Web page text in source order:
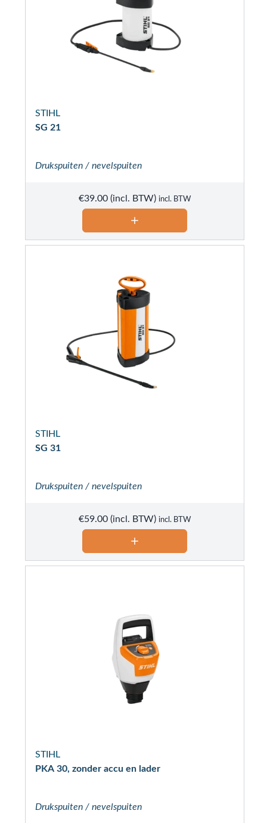
STIHL
SG 21
Drukspuiten / nevelspuiten
€39.00 incl. BTW
STIHL
SG 31
Drukspuiten / nevelspuiten
€59.00 incl. BTW
STIHL
PKA 30, zonder accu en lader
Drukspuiten / nevelspuiten